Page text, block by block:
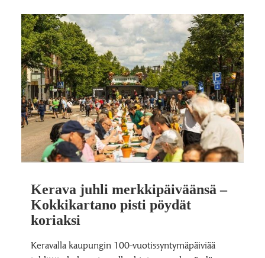
Kerava juhli merkkipäiväänsä –
Kokkikartano pisti pöydät
koriaksi
Keravalla kaupungin 100-vuotissyntymäpäiviää